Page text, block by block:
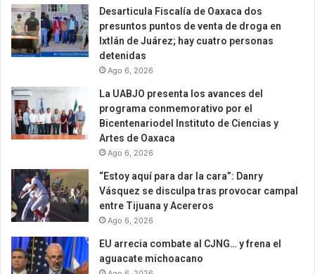
Desarticula Fiscalía de Oaxaca dos
presuntos puntos de venta de droga en
Ixtlán de Juárez; hay cuatro personas
detenidas
Ago 6, 2026
La UABJO presenta los avances del
programa conmemorativo por el
Bicentenariodel Instituto de Ciencias y
Artes de Oaxaca
Ago 6, 2026
“Estoy aquí para dar la cara”: Danry
Vásquez se disculpa tras provocar campal
entre Tijuana y Acereros
Ago 6, 2026
EU arrecia combate al CJNG… y frena el
aguacate michoacano